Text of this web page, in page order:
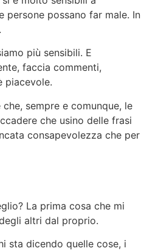
possano far male. In
più sensibili. E
faccia commenti,
piacevole.
sempre e comunque, le
che usino delle frasi
consapevolezza che per
La prima cosa che mi
altri dal proprio.
sta dicendo quelle cose, i